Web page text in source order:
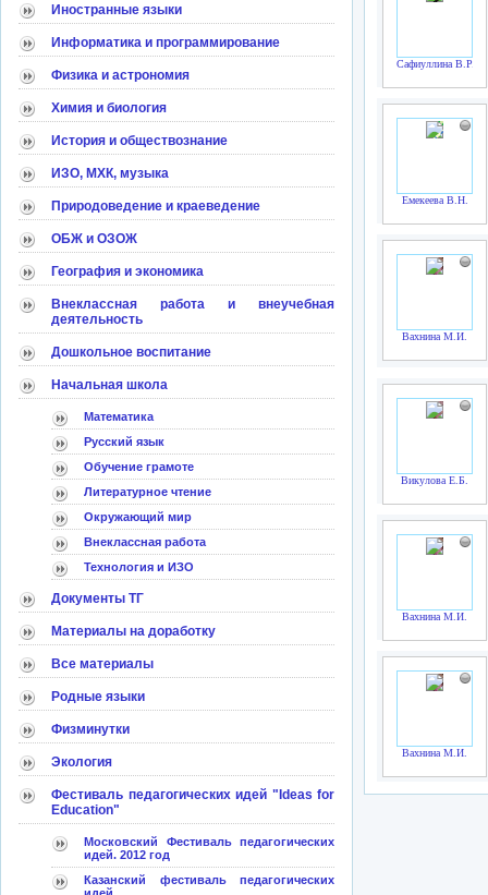
Иностранные языки
Информатика и программирование
Физика и астрономия
Химия и биология
История и обществознание
ИЗО, МХК, музыка
Природоведение и краеведение
ОБЖ и ОЗОЖ
География и экономика
Внеклассная работа и внеучебная
деятельность
Дошкольное воспитание
Начальная школа
Математика
Русский язык
Обучение грамоте
Литературное чтение
Окружающий мир
Внеклассная работа
Технология и ИЗО
Документы ТГ
Материалы на доработку
Все материалы
Родные языки
Физминутки
Экология
Фестиваль педагогических идей "Ideas for
Education"
Московский Фестиваль педагогических
идей. 2012 год
Казанский фестиваль педагогических
Сафиуллина В.Р.
Емекеева В.Н.
Вахнина М.И.
Викулова Е.Б.
Вахнина М.И.
Вахнина М.И.